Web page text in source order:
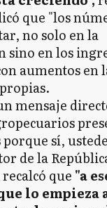
que "los
no solo en la
sino en los
aumentos en
mensaje
porque sí,
de la
que "a
lo empieza